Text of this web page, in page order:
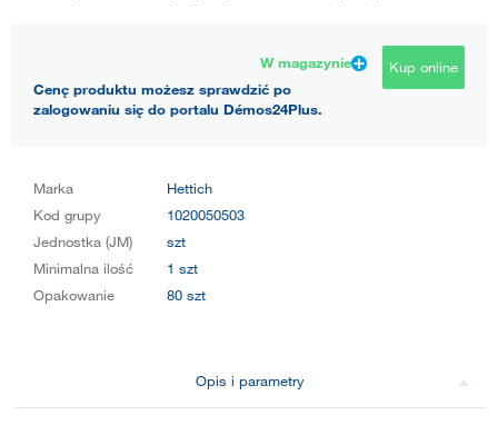
W magazynie
Cenę produktu możesz sprawdzić po
zalogowaniu się do portalu Démos24Plus.
Kup online
Marka
Hettich
Kod grupy
1020050503
Jednostka (JM)
szt
Minimalna ilość
1 szt
Opakowanie
80 szt
Opis i parametry